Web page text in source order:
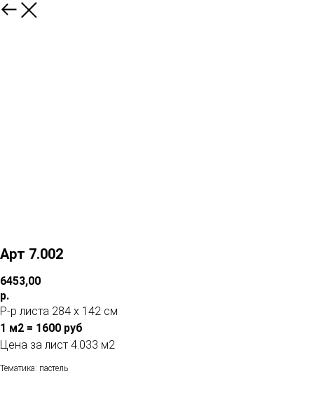
Арт 7.002
6453,00
р.
Р-р листа 284 х 142 см
1 м2 = 1600 руб
Цена за лист 4.033 м2
Тематика: пастель